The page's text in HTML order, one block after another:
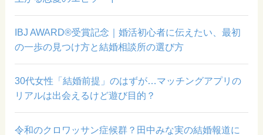
IBJ AWARD®受賞記念｜婚活初心者に伝えたい、最初
の一歩の見つけ方と結婚相談所の選び方
30代女性「結婚前提」のはずが…マッチングアプリの
リアルは出会えるけど遊び目的？
令和のクロワッサン症候群？田中みな実の結婚報道に